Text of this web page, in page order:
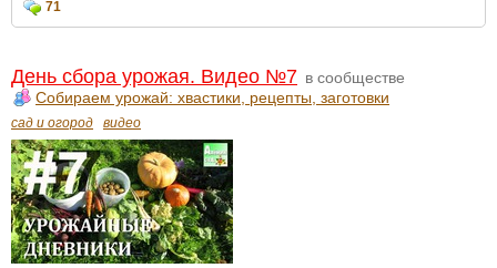
71
День сбора урожая. Видео №7 в сообществе
Собираем урожай: хвастики, рецепты, заготовки
сад и огород видео